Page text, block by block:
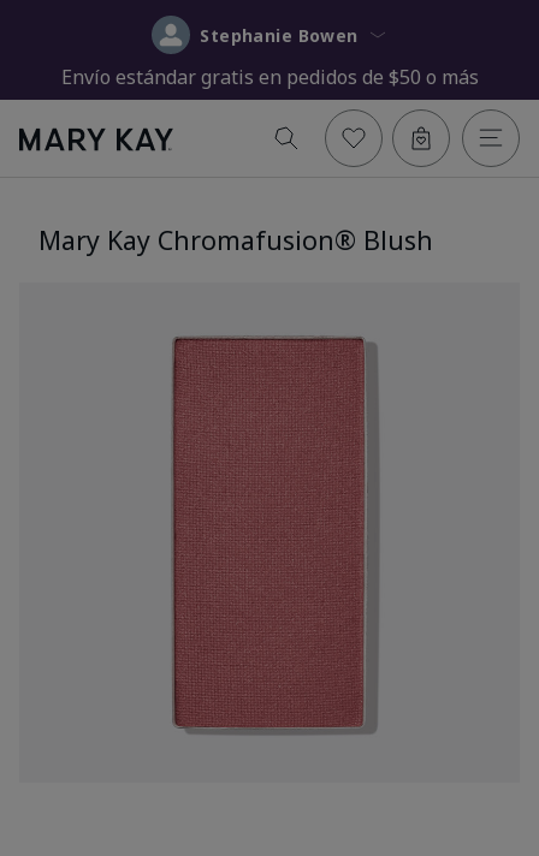
Stephanie Bowen
Envío estándar gratis en pedidos de $50 o más
Mary Kay Chromafusion® Blush